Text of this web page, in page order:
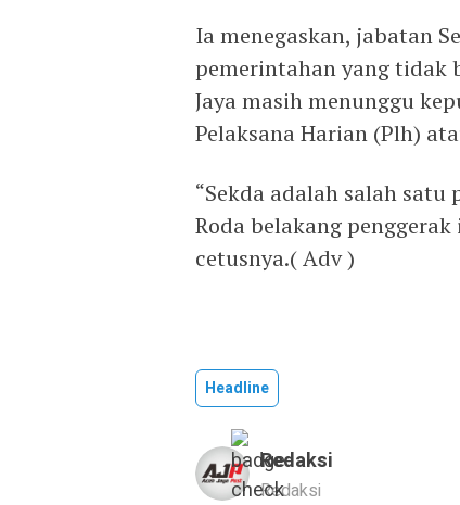
Ia menegaskan, jabatan
pemerintahan yang tidak
Jaya masih menunggu
Pelaksana Harian (Plh)
“Sekda adalah salah satu
Roda belakang
cetusnya.( Adv )
Headline
Redaksi
Redaksi